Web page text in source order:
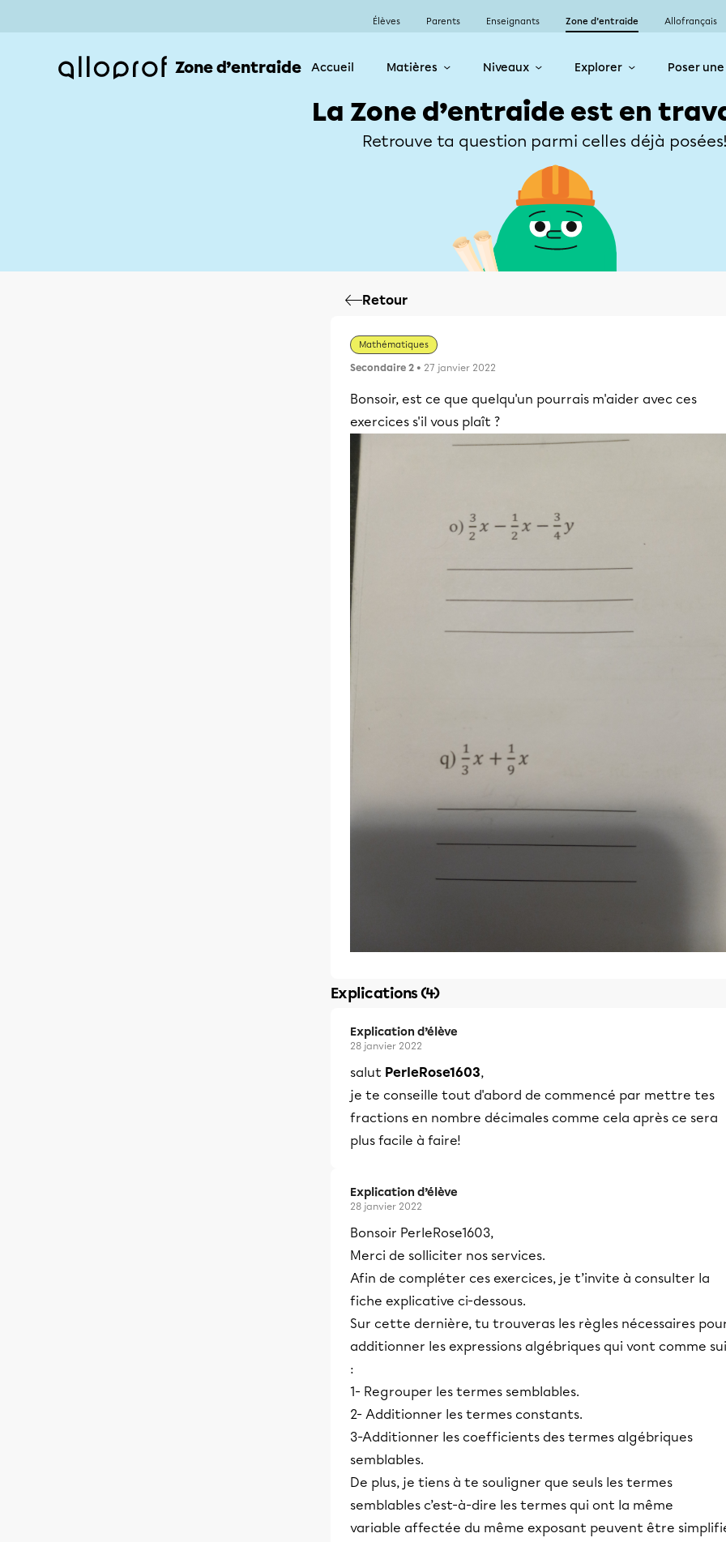
Élèves Parents Enseignants Zone d’entraide Allofrançais
Zone d’entraide Accueil Matières Niveaux Explorer Poser
La Zone d’entraide est en
Retrouve ta question parmi celles déjà
Retour
Mathématiques
Secondaire 2 • 27 janvier 2022
Bonsoir, est ce que quelqu'un pourrais m'aider avec ces
exercices s'il vous plaît ?
Explications (4)
Explication d’élève
28 janvier 2022
salut PerleRose1603,
je te conseille tout d'abord de commencé par mettre tes
fractions en nombre décimales comme cela après ce sera
plus facile à faire!
Explication d’élève
28 janvier 2022
Bonsoir PerleRose1603,
Merci de solliciter nos services.
Afin de compléter ces exercices, je t’invite à consulter la
fiche explicative ci-dessous.
Sur cette dernière, tu trouveras les règles nécessaires
additionner les expressions algébriques qui vont comme
:
1- Regrouper les termes semblables.
2- Additionner les termes constants.
3-Additionner les coefficients des termes algébriques
semblables.
De plus, je tiens à te souligner que seuls les termes
semblables c’est-à-dire les termes qui ont la même
variable affectée du même exposant peuvent être